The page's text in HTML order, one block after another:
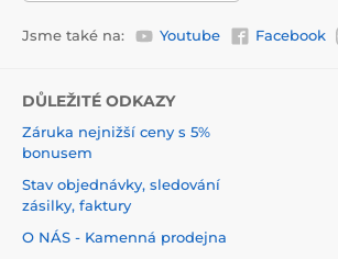
Jsme také na: Youtube Facebook
DŮLEŽITÉ ODKAZY
Záruka nejnižší ceny s 5%
bonusem
Stav objednávky, sledování
zásilky, faktury
O NÁS - Kamenná prodejna